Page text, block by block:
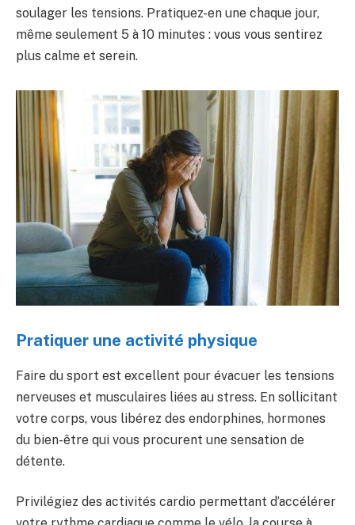
soulager les tensions. Pratiquez-en une chaque jour,
même seulement 5 à 10 minutes : vous vous sentirez
plus calme et serein.
Pratiquer une activité physique
Faire du sport est excellent pour évacuer les tensions
nerveuses et musculaires liées au stress. En sollicitant
votre corps, vous libérez des endorphines, hormones
du bien-être qui vous procurent une sensation de
détente.
Privilégiez des activités cardio permettant d’accélérer